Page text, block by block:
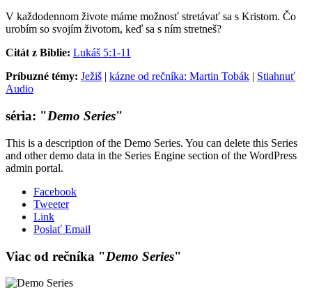
V každodennom živote máme možnosť stretávať sa s Kristom. Čo
urobím so svojím životom, keď sa s ním stretneš?
Citát z Biblie: Lukáš 5:1-11
Príbuzné témy: Ježiš | kázne od rečníka: Martin Tobák | Stiahnuť
Audio
séria: "Demo Series"
This is a description of the Demo Series. You can delete this Series
and other demo data in the Series Engine section of the WordPress
admin portal.
Facebook
Tweeter
Link
Poslať Email
Viac od rečníka "Demo Series"